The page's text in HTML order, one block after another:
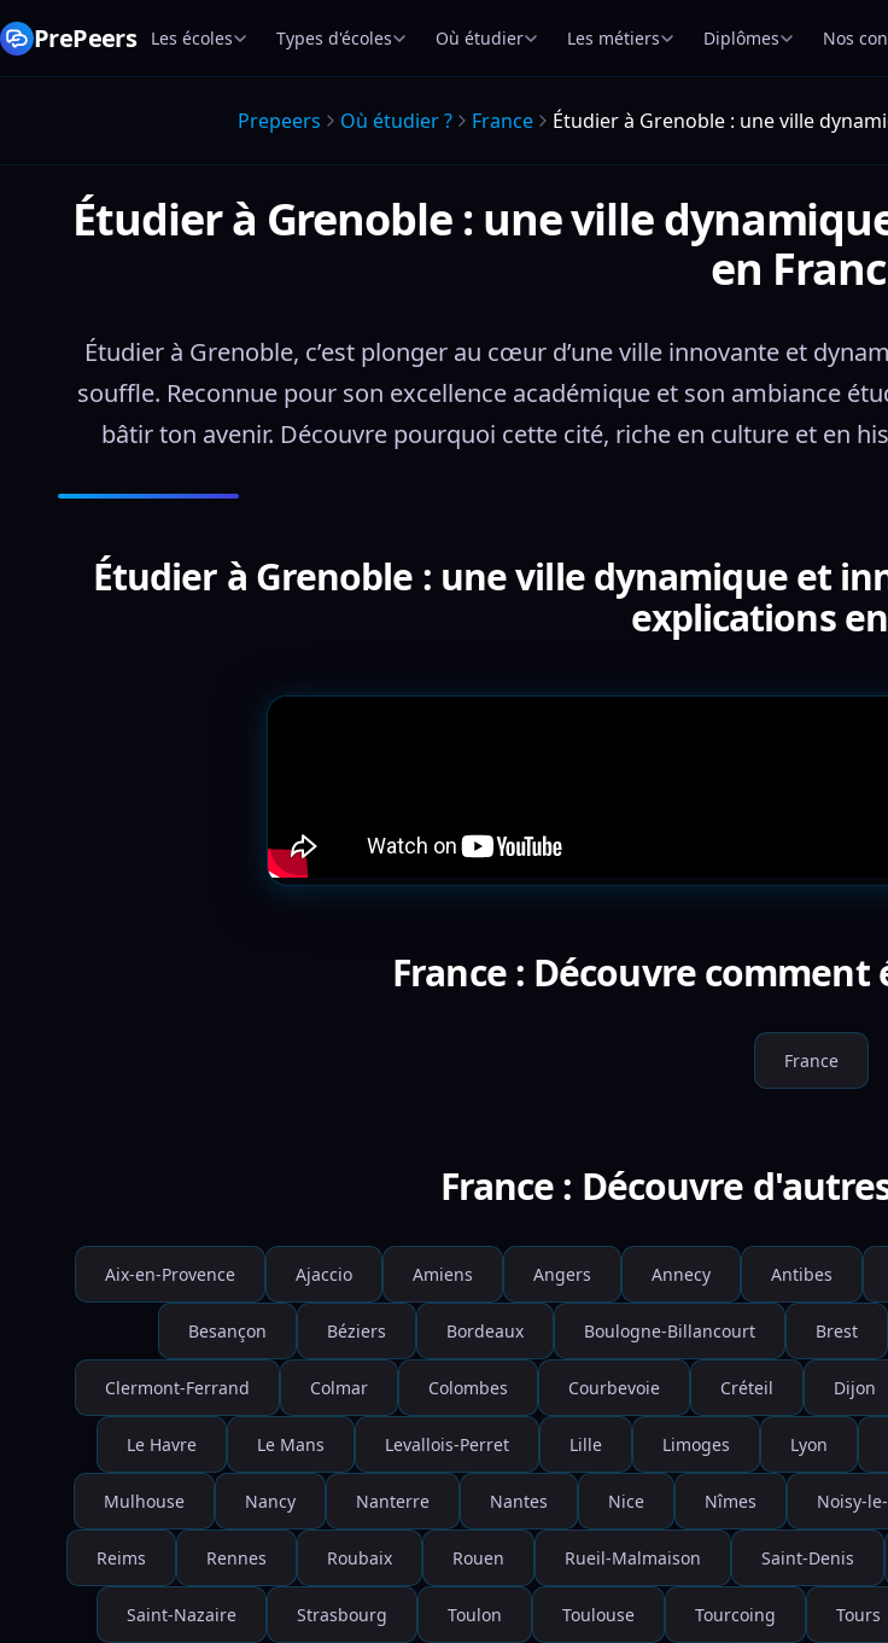
PrePeers Les écoles Types d'écoles Où étudier Les métiers Diplômes Nos
Prepeers Où étudier ? France Étudier à Grenoble : une ville
Étudier à Grenoble : une ville
en
Étudier à Grenoble, c’est plonger au cœur d’une ville innovante et
souffle. Reconnue pour son excellence académique et son ambiance
bâtir ton avenir. Découvre pourquoi cette cité, riche en culture et en
Étudier à Grenoble : une ville dynamique et
explications
France : Découvre
France
France : Découvre
Aix-en-Provence Ajaccio Amiens Angers Annecy Antibes
Besançon Béziers Bordeaux Boulogne-Billancourt Brest
Clermont-Ferrand Colmar Colombes Courbevoie Créteil Dijon
Le Havre Le Mans Levallois-Perret Lille Limoges Lyon
Mulhouse Nancy Nanterre Nantes Nice Nîmes Noisy-
Reims Rennes Roubaix Rouen Rueil-Malmaison Saint-Denis
Saint-Nazaire Strasbourg Toulon Toulouse Tourcoing Tours